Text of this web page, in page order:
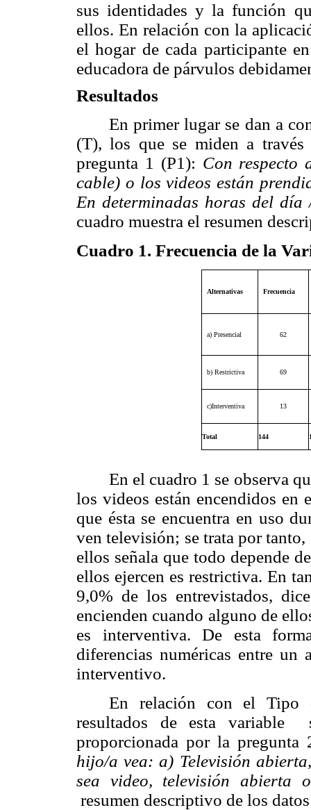
sus identidades y la función
ellos. En relación con la
el hogar de cada participante
educadora de párvulos
Resultados
En primer lugar se dan a
(T), los que se miden a
pregunta 1 (P1): Con respecto
cable) o los videos están
En determinadas horas del
cuadro muestra el resumen
Cuadro 1. Frecuencia de la
Alternativas Frecuencia
a) Presencial 62
b) Restrictiva 69
c)Interventiva 13
Total 144
En el cuadro 1 se observa
los videos están encendidos en
que ésta se encuentra en uso
ven televisión; se trata por
ellos señala que todo depende
ellos ejercen es restrictiva. En
9,0% de los entrevistados,
encienden cuando alguno de
es interventiva. De esta
diferencias numéricas entre un
interventivo.
En relación con el
Tipo
resultados de esta variable
proporcionada por la pregunta
hijo/a vea: a) Televisión
sea video, televisión
resumen descriptivo de los